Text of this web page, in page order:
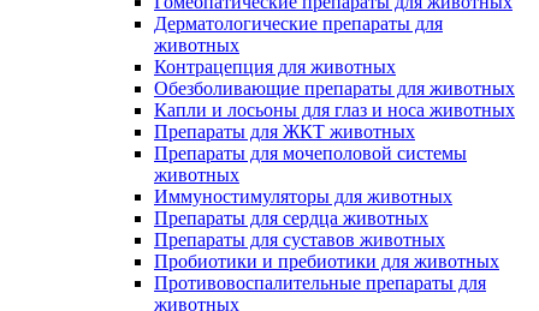
Дерматологические препараты для
животных
Контрацепция для животных
Обезболивающие препараты для животных
Капли и лосьоны для глаз и носа животных
Препараты для ЖКТ животных
Препараты для мочеполовой системы
животных
Иммуностимуляторы для животных
Препараты для сердца животных
Препараты для суставов животных
Пробиотики и пребиотики для животных
Противовоспалительные препараты для
животных